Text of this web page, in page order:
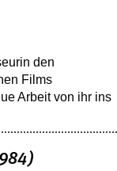
den
Films
Arbeit von ihr ins